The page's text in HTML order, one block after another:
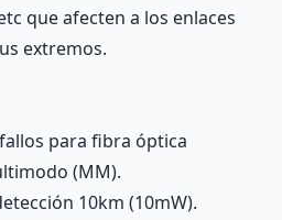
que afecten a los enlaces
extremos.
para fibra óptica
(MM).
10km (10mW).